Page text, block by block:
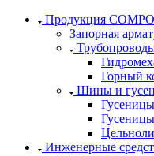
Продукция
Запорная
Горный
Шины и
Гусеницы
Инженерные